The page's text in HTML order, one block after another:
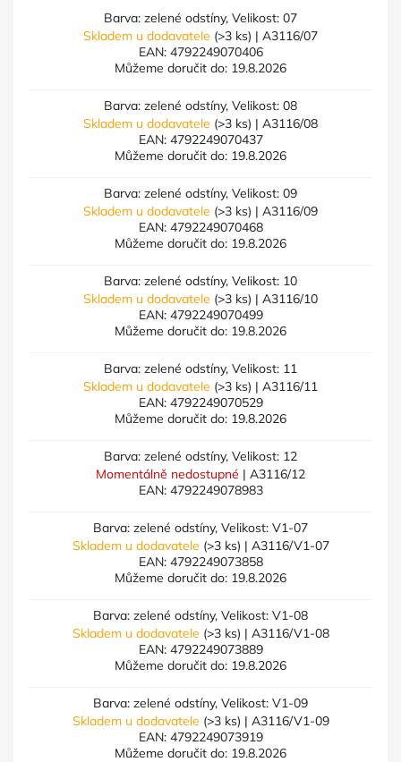
Barva: zelené odstíny, Velikost: 07
Skladem u dodavatele (>3 ks) | A3116/07
EAN: 4792249070406
Můžeme doručit do: 19.8.2026
Barva: zelené odstíny, Velikost: 08
Skladem u dodavatele (>3 ks) | A3116/08
EAN: 4792249070437
Můžeme doručit do: 19.8.2026
Barva: zelené odstíny, Velikost: 09
Skladem u dodavatele (>3 ks) | A3116/09
EAN: 4792249070468
Můžeme doručit do: 19.8.2026
Barva: zelené odstíny, Velikost: 10
Skladem u dodavatele (>3 ks) | A3116/10
EAN: 4792249070499
Můžeme doručit do: 19.8.2026
Barva: zelené odstíny, Velikost: 11
Skladem u dodavatele (>3 ks) | A3116/11
EAN: 4792249070529
Můžeme doručit do: 19.8.2026
Barva: zelené odstíny, Velikost: 12
Momentálně nedostupné | A3116/12
EAN: 4792249078983
Barva: zelené odstíny, Velikost: V1-07
Skladem u dodavatele (>3 ks) | A3116/V1-07
EAN: 4792249073858
Můžeme doručit do: 19.8.2026
Barva: zelené odstíny, Velikost: V1-08
Skladem u dodavatele (>3 ks) | A3116/V1-08
EAN: 4792249073889
Můžeme doručit do: 19.8.2026
Barva: zelené odstíny, Velikost: V1-09
Skladem u dodavatele (>3 ks) | A3116/V1-09
EAN: 4792249073919
Můžeme doručit do: 19.8.2026